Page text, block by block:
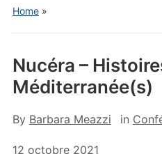
Home»
Nucéra –
Méditerranée(s)
By Barbara Meazzi in
12 octobre 2021